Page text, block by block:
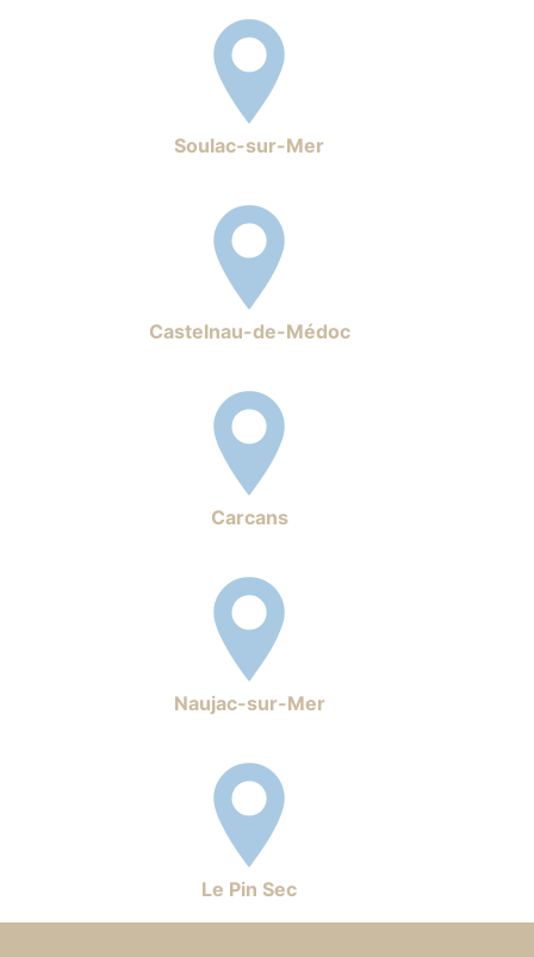
Soulac-sur-Mer
Castelnau-de-Médoc
Carcans
Naujac-sur-Mer
Le Pin Sec